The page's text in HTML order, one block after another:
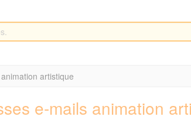
artistique
e-mails animation